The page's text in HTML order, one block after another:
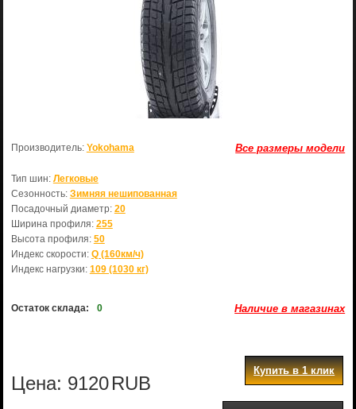
Все размеры модели
Производитель: Yokohama
Тип шин: Легковые
Сезонность: Зимняя нешипованная
Посадочный диаметр: 20
Ширина профиля: 255
Высота профиля: 50
Индекс скорости: Q (160км/ч)
Индекс нагрузки: 109 (1030 кг)
Остаток склада: 0 Наличие в магазинах
Цена: 9120RUB
Купить в 1 клик